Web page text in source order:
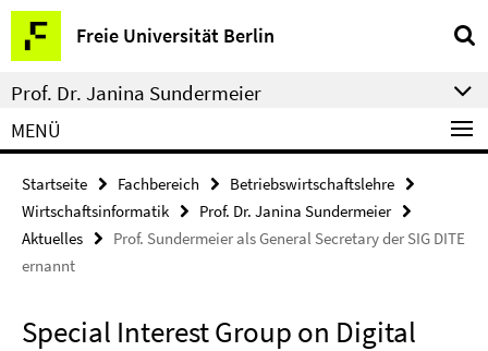
Springe
direkt
zu
Inhalt
Freie Universität Berlin
Service-
Navigation
Prof. Dr. Janina Sundermeier
MENÜ
Startseite Fachbereich
Betriebswirtschaftslehre
Wirtschaftsinformatik
Prof. Dr. Janina Sundermeier
Aktuelles
Prof. Sundermeier als General Secretary der SIG DITE
ernannt
Special Interest Group on Digital